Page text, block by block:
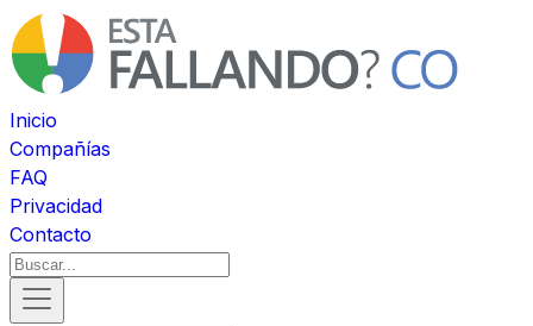
Inicio
Compañías
FAQ
Privacidad
Contacto